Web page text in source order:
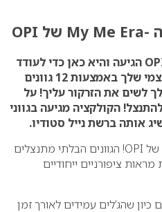
-My Me Era של OPI
קולקציית הקיץ החדשה של OPI הגיעה והיא כאן כדי לעודד
אותך לחגוג את הביטוי העצמי שלך באמצעות 12 גוונים
לשים את הזרקור עליך! על
הקולקציה מגיעה בגווני
אותה ברשת נייל סטודיו.
הגוונים הבלתי מתנצלים
ייחודיים
כיון שהג’לים עמידים לאורך זמן